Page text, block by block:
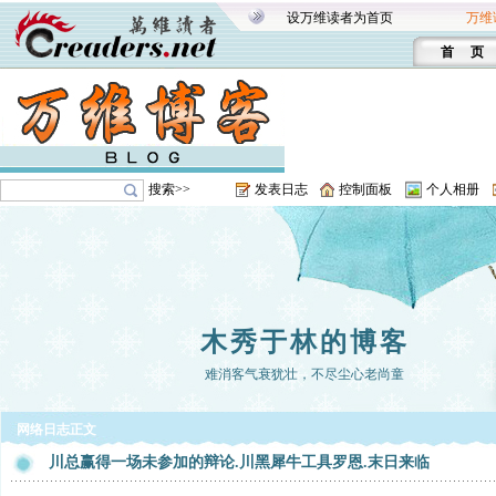
设万维读者为首页 万维
首 页
搜索>> 发表日志 控制面板 个人相册
木秀于林的博客
难消客气衰犹壮，不尽尘心老尚童
网络日志正文
川总赢得一场未参加的辩论.川黑犀牛工具罗恩.末日来临